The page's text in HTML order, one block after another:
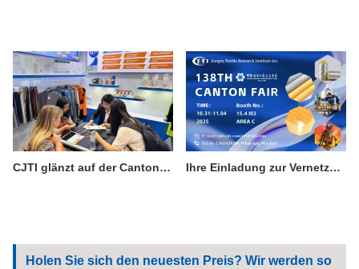
CJTI glänzt auf der Canton Fair: Funktionelle Stoffe begeistern mit technologiegetriebener Präsentation Ihre Einladung zur Vernetzung mit Spitzenleistungen: Besuchen Sie CJTI auf der 138. Canton Fair
Holen Sie sich den neuesten Preis? Wir werden so